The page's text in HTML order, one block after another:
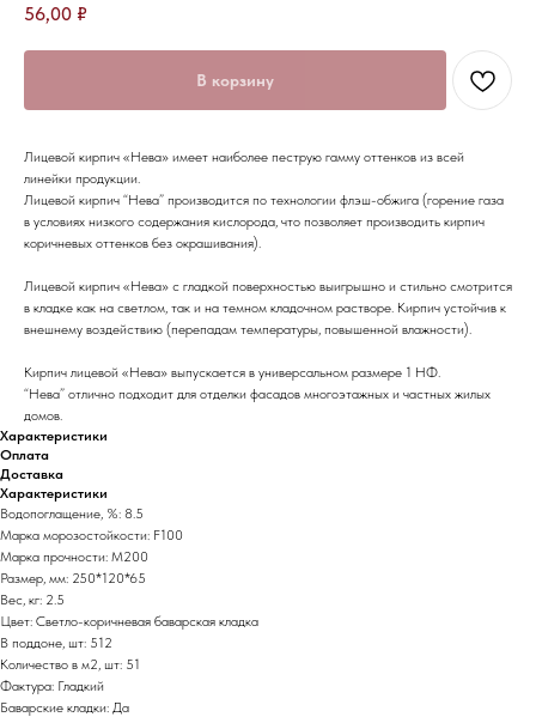
56,00 ₽
В корзину
Лицевой кирпич «Нева» имеет наиболее пеструю гамму оттенков из всей
линейки продукции.
Лицевой кирпич “Нева” производится по технологии флэш-обжига (горение газа
в условиях низкого содержания кислорода, что позволяет производить кирпич
коричневых оттенков без окрашивания).
Лицевой кирпич «Нева» с гладкой поверхностью выигрышно и стильно смотрится
в кладке как на светлом, так и на темном кладочном растворе. Кирпич устойчив к
внешнему воздействию (перепадам температуры, повышенной влажности).
Кирпич лицевой «Нева» выпускается в универсальном размере 1 НФ.
“Нева” отлично подходит для отделки фасадов многоэтажных и частных жилых
домов.
Характеристики
Оплата
Доставка
Характеристики
Водопоглащение, %: 8.5
Марка морозостойкости: F100
Марка прочности: М200
Размер, мм: 250*120*65
Вес, кг: 2.5
Цвет: Светло-коричневая баварская кладка
В поддоне, шт: 512
Количество в м2, шт: 51
Фактура: Гладкий
Баварские кладки: Да